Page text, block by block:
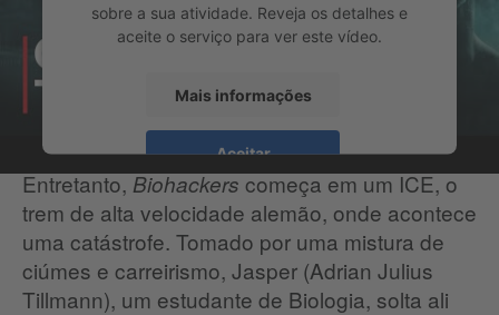
sobre a sua atividade. Reveja os detalhes e
aceite o serviço para ver este vídeo.
Mais informações
Aceitar
Entretanto,Biohackerscomeça em um ICE, o
trem de alta velocidade alemão, onde acontece
uma catástrofe. Tomado por uma mistura de
ciúmes e carreirismo, Jasper (Adrian Julius
Tillmann), um estudante de Biologia, solta ali